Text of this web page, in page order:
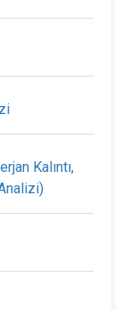
Kalıntı,